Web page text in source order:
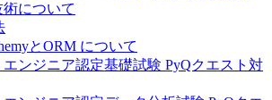
術について
とORM について
エンジニア認定基礎試験 PyQクエスト対